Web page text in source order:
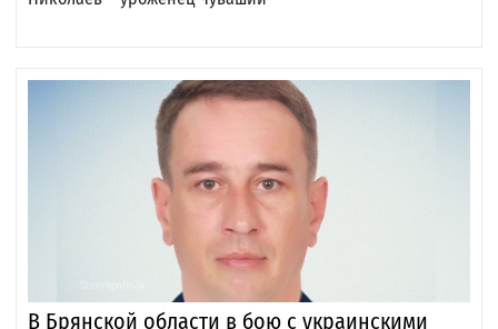
В Брянской области в бою с украинскими